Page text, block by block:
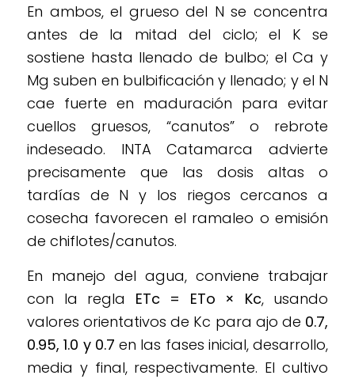
En ambos, el grueso del N se concentra
antes de la mitad del ciclo; el K se
sostiene hasta llenado de bulbo; el Ca y
Mg suben en bulbificación y llenado; y el N
cae fuerte en maduración para evitar
cuellos gruesos, “canutos” o rebrote
indeseado. INTA Catamarca advierte
precisamente que las dosis altas o
tardías de N y los riegos cercanos a
cosecha favorecen el ramaleo o emisión
de chiflotes/canutos.
En manejo del agua, conviene trabajar
con la regla ETc = ETo × Kc, usando
valores orientativos de Kc para ajo de 0.7,
0.95, 1.0 y 0.7 en las fases inicial, desarrollo,
media y final, respectivamente. El cultivo